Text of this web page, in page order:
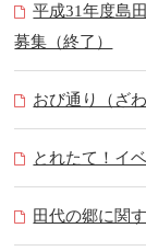
平成31年度島
募集（終了）
おび通り（ざ
とれたて！イ
田代の郷に関